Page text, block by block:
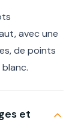
avec une
de points
et